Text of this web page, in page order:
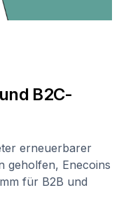
B2C-
erneuerbarer
geholfen, Enecoins
für B2B und